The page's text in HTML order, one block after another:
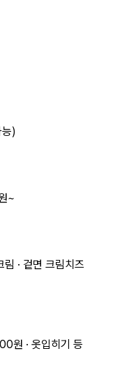
)
~
· 겉면 크림치즈
원 · 옷입히기 등